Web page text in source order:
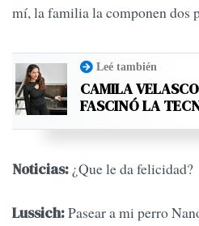
mí, la familia la componen dos
Leé también
CAMILA
FASCINÓ LA
Noticias: ¿Que le da felicidad?
Lussich:Pasear a mi perro